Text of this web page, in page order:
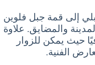
إلى قمة جبل فلوين
والمضايق. علاوة
حيث يمكن للزوار
الفنية.